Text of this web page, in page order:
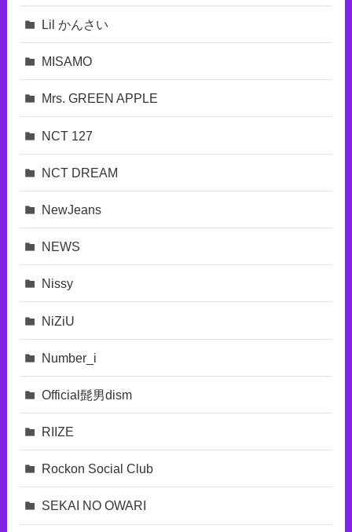
Lil かんさい
MISAMO
Mrs. GREEN APPLE
NCT 127
NCT DREAM
NewJeans
NEWS
Nissy
NiZiU
Number_i
Official髭男dism
RIIZE
Rockon Social Club
SEKAI NO OWARI